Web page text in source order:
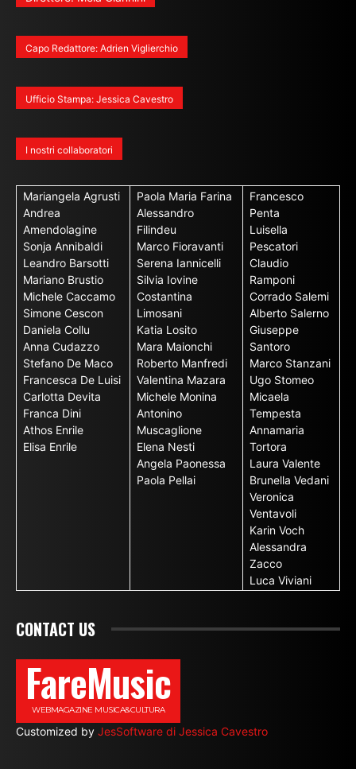
Capo Redattore: Adrien Viglierchio
Ufficio Stampa: Jessica Cavestro
I nostri collaboratori
Mariangela Agrusti
Andrea
Amendolagine
Sonja Annibaldi
Leandro Barsotti
Mariano Brustio
Michele Caccamo
Simone Cescon
Daniela Collu
Anna Cudazzo
Stefano De Maco
Francesca De Luisi
Carlotta Devita
Franca Dini
Athos Enrile
Elisa Enrile
Paola Maria Farina
Alessandro
Filindeu
Marco Fioravanti
Serena Iannicelli
Silvia Iovine
Costantina
Limosani
Katia Losito
Mara Maionchi
Roberto Manfredi
Valentina Mazara
Michele Monina
Antonino
Muscaglione
Elena Nesti
Angela Paonessa
Paola Pellai
Francesco
Penta
Luisella
Pescatori
Claudio
Ramponi
Corrado Salemi
Alberto Salerno
Giuseppe
Santoro
Marco Stanzani
Ugo Stomeo
Micaela
Tempesta
Annamaria
Tortora
Laura Valente
Brunella Vedani
Veronica
Ventavoli
Karin Voch
Alessandra
Zacco
Luca Viviani
CONTACT US
FareMusic
WEBMAGAZINE MUSICA&CULTURA
Customized by JesSoftware di Jessica Cavestro